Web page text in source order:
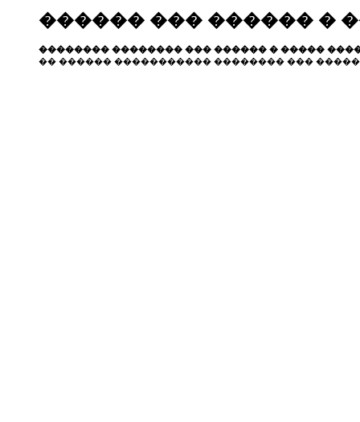
������ ��� ������ �
�������� �������� ��� ������ � �����
�� ������ ����������� �������� ���